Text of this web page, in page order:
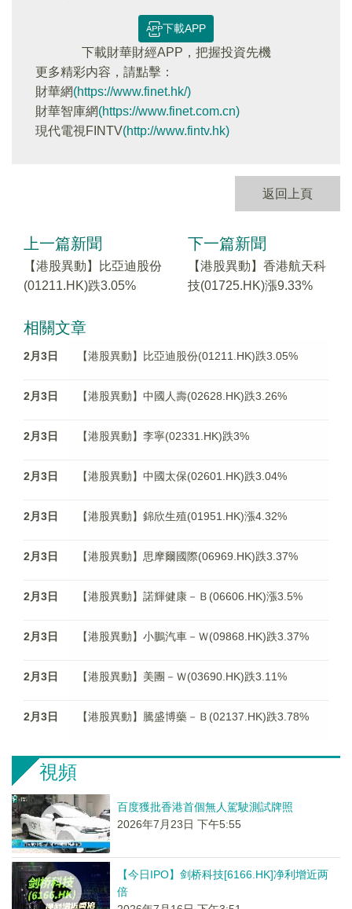
下載APP
下載財華財經APP，把握投資先機
更多精彩内容，請點擊：
財華網(https://www.finet.hk/)
財華智庫網(https://www.finet.com.cn)
現代電視FINTV(http://www.fintv.hk)
返回上頁
上一篇新聞
【港股異動】比亞迪股份
(01211.HK)跌3.05%
下一篇新聞
【港股異動】香港航天科
技(01725.HK)漲9.33%
相關文章
2月3日 【港股異動】比亞迪股份(01211.HK)跌3.05%
2月3日 【港股異動】中國人壽(02628.HK)跌3.26%
2月3日 【港股異動】李寧(02331.HK)跌3%
2月3日 【港股異動】中國太保(02601.HK)跌3.04%
2月3日 【港股異動】錦欣生殖(01951.HK)漲4.32%
2月3日 【港股異動】思摩爾國際(06969.HK)跌3.37%
2月3日 【港股異動】諾輝健康－Ｂ(06606.HK)漲3.5%
2月3日 【港股異動】小鵬汽車－Ｗ(09868.HK)跌3.37%
2月3日 【港股異動】美團－Ｗ(03690.HK)跌3.11%
2月3日 【港股異動】騰盛博藥－Ｂ(02137.HK)跌3.78%
視頻
百度獲批香港首個無人駕駛測試牌照
2026年7月23日 下午5:55
【今日IPO】剑桥科技[6166.HK]净利增近两
倍